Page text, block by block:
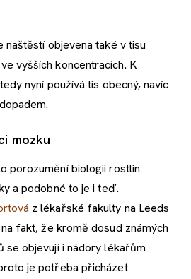
naštěstí objevena také v tisu
vyšších koncentracích. K
nyní používá tis obecný, navíc
mozku
porozumění biologii rostlin
a podobné to je i teď.
z lékařské fakulty na Leeds
fakt, že kromě dosud známých
se objevují i nádory lékařům
je potřeba přicházet